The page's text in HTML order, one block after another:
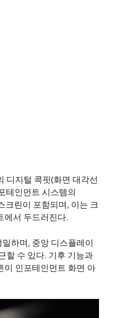
디지털 콕핏(화면 대각선
테인먼트 시스템의
크린이 포함되며, 이는 크
에서 두드러진다.
하며, 중앙 디스플레이
할 수 있다. 기후 기능과
이 인포테인먼트 화면 아